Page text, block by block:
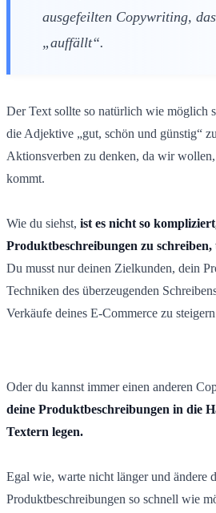
ausgefeilten Copywriting,
„auffällt“.
Der Text sollte so natürlich wie möglich
die Adjektive „gut, schön und günstig“
Aktionsverben zu denken, da wir
kommt.
Wie du siehst, ist es nicht so
Produktbeschreibungen zu
Du musst nur deinen Zielkunden, dein
Techniken des überzeugenden
Verkäufe deines E-Commerce zu
Oder du kannst immer einen anderen
deine Produktbeschreibungen in die
Textern legen.
Egal wie, warte nicht länger und ändere
Produktbeschreibungen so schnell wie